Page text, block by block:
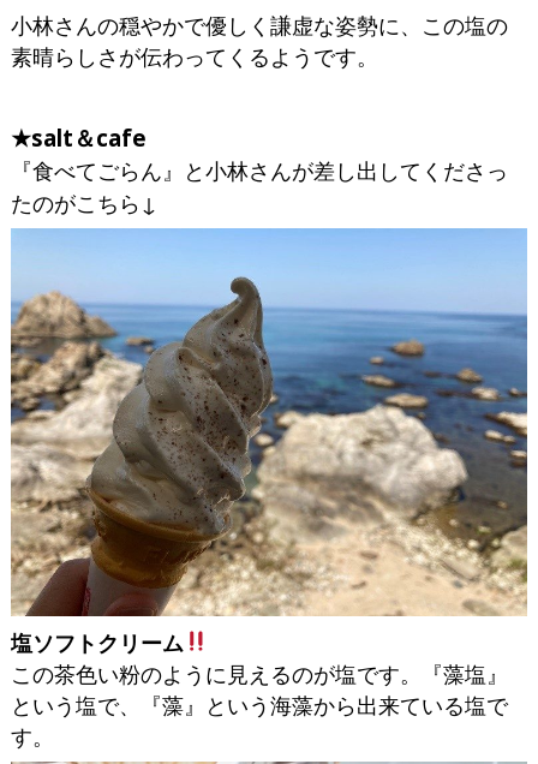
小林さんの穏やかで優しく謙虚な姿勢に、この塩の
素晴らしさが伝わってくるようです。
★salt＆cafe
『食べてごらん』と小林さんが差し出してくださっ
たのがこちら↓
塩ソフトクリーム
この茶色い粉のように見えるのが塩です。『藻塩』
という塩で、『藻』という海藻から出来ている塩で
す。